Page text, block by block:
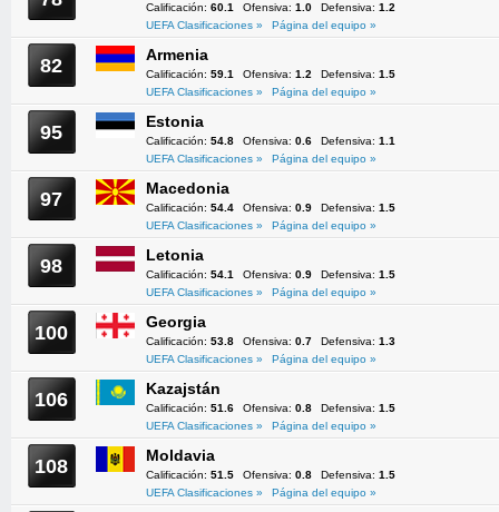
Calificación: 60.1 Ofensiva: 1.0 Defensiva: 1.2
UEFA Clasificaciones »
Página del equipo »
82 Armenia
Calificación: 59.1 Ofensiva: 1.2 Defensiva: 1.5
UEFA Clasificaciones »
Página del equipo »
95 Estonia
Calificación: 54.8 Ofensiva: 0.6 Defensiva: 1.1
UEFA Clasificaciones »
Página del equipo »
97 Macedonia
Calificación: 54.4 Ofensiva: 0.9 Defensiva: 1.5
UEFA Clasificaciones »
Página del equipo »
98 Letonia
Calificación: 54.1 Ofensiva: 0.9 Defensiva: 1.5
UEFA Clasificaciones »
Página del equipo »
100 Georgia
Calificación: 53.8 Ofensiva: 0.7 Defensiva: 1.3
UEFA Clasificaciones »
Página del equipo »
106 Kazajstán
Calificación: 51.6 Ofensiva: 0.8 Defensiva: 1.5
UEFA Clasificaciones »
Página del equipo »
108 Moldavia
Calificación: 51.5 Ofensiva: 0.8 Defensiva: 1.5
UEFA Clasificaciones »
Página del equipo »